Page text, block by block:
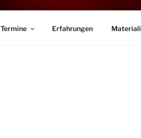
Termine Erfahrungen